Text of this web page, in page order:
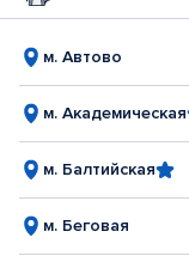
м. Автово
м. Академическая
м. Балтийская
м. Беговая